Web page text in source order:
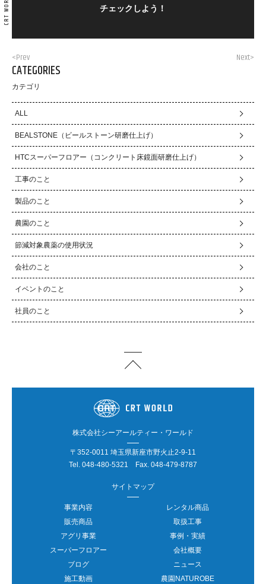
チェックしよう！
<Prev Next>
CATEGORIES
カテゴリ
ALL
BEALSTONE（ビールストーン研磨仕上げ）
HTCスーパーフロアー（コンクリート床鏡面研磨仕上げ）
工事のこと
製品のこと
農園のこと
節減対象農薬の使用状況
会社のこと
イベントのこと
社員のこと
株式会社シーアールティー・ワールド
〒352-0011 埼玉県新座市野火止2-9-11
Tel. 048-480-5321 Fax. 048-479-8787
サイトマップ
事業内容
レンタル商品
販売商品
取扱工事
アグリ事業
事例・実績
スーパーフロアー
会社概要
ブログ
ニュース
施工動画
農園NATUROBE